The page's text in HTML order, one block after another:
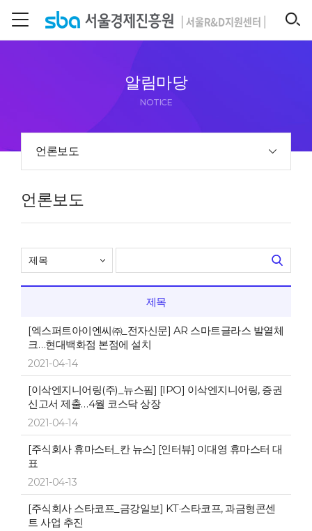
SEARCH
알림마당
NOTICE
언론보도
언론보도
제목
[엑스퍼트아이엔씨㈜_전자신문] AR 스마트글라스 발열체
크…현대백화점 본점에 설치
2021-04-14
[이삭엔지니어링(주)_뉴스핌] [IPO] 이삭엔지니어링, 증권
신고서 제출…4월 코스닥 상장
2021-04-14
[주식회사 휴마스터_칸 뉴스] [인터뷰] 이대영 휴마스터 대
표
2021-04-13
[주식회사 스타코프_금강일보] KT·스타코프, 과금형콘센
트 사업 추진